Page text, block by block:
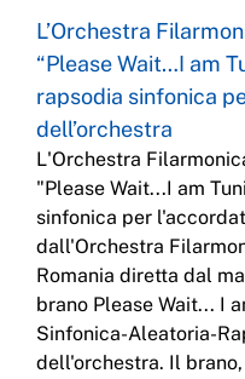
L’Orchestra
“Please Wait…I am
rapsodia sinfonica
dell’orchestra
L'Orchestra
"Please Wait...I am
sinfonica per
dall'Orchestra
Romania diretta dal
brano Please Wait... I
Sinfonica-Aleatoria-
dell'orchestra. Il